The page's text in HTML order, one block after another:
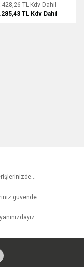
TLKdv Dahil
TL Kdv Dahil
güvende...